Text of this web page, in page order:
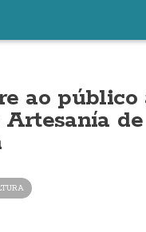
ao público
de